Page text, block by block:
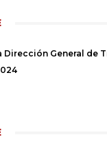
Dirección General